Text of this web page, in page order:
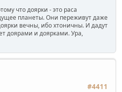
что доярки - это раса
планеты. Они переживут даже
вечны, ибо хтоничны. И дадут
доярами и доярками. Ура,
#4411